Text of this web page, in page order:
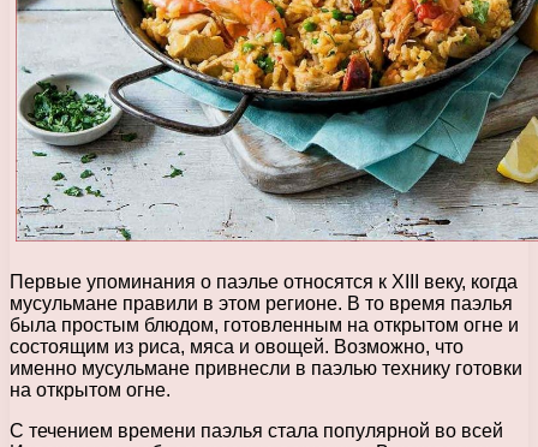
Первые упоминания о паэлье относятся к XIII веку, когда
мусульмане правили в этом регионе. В то время паэлья
была простым блюдом, готовленным на открытом огне и
состоящим из риса, мяса и овощей. Возможно, что
именно мусульмане привнесли в паэлью технику готовки
на открытом огне.
С течением времени паэлья стала популярной во всей